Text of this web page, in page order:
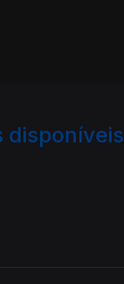
disponíveis